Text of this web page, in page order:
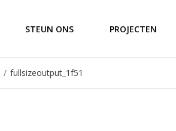
STEUN ONS PROJECTEN
/ fullsizeoutput_1f51